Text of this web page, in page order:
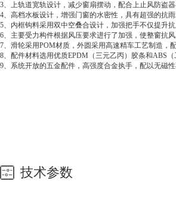
3、上轨道宽轨设计，减少窗扇摆动，配合上止风防盗
4、高档水板设计，增强门窗的水密性，具有超强的抗
5、内框钩料采用双中空叠合设计，加强把手不仅提升
6、主要受力构件根据风压要求进行了加强，使整窗抗
7、滑轮采用POM材质，外圆采用高速精车工艺制造，
8、配件材料选用优质EPDM（三元乙丙）胶条和ABS
9、系统开放的五金配件，高强度合金执手，配以无磁
技术参数